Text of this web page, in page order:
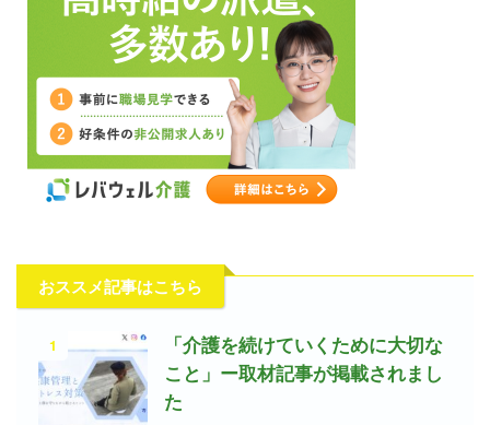
おススメ記事はこちら
1
「介護を続けていくために大切な
こと」ー取材記事が掲載されまし
た